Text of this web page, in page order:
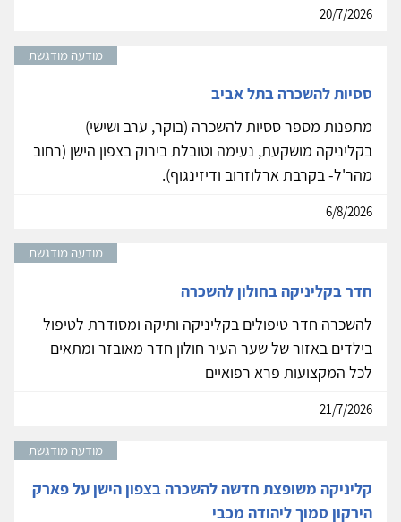
20/7/2026
מודעה מודגשת
ססיות להשכרה בתל אביב
מתפנות מספר ססיות להשכרה (בוקר, ערב ושישי)
בקליניקה מושקעת, נעימה וטובלת בירוק בצפון הישן (רחוב
מהר'ל- בקרבת ארלוזרוב ודיזינגוף).
6/8/2026
מודעה מודגשת
חדר בקליניקה בחולון להשכרה
להשכרה חדר טיפולים בקליניקה ותיקה ומסודרת לטיפול
בילדים באזור של שער העיר חולון חדר מאובזר ומתאים
לכל המקצועות פרא רפואיים
21/7/2026
מודעה מודגשת
קליניקה משופצת חדשה להשכרה בצפון הישן על פארק
הירקון סמוך ליהודה מכבי